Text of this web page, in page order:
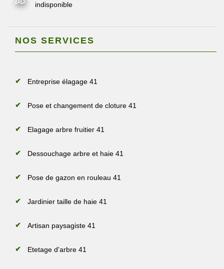
indisponible
NOS SERVICES
Entreprise élagage 41
Pose et changement de cloture 41
Elagage arbre fruitier 41
Dessouchage arbre et haie 41
Pose de gazon en rouleau 41
Jardinier taille de haie 41
Artisan paysagiste 41
Etetage d'arbre 41